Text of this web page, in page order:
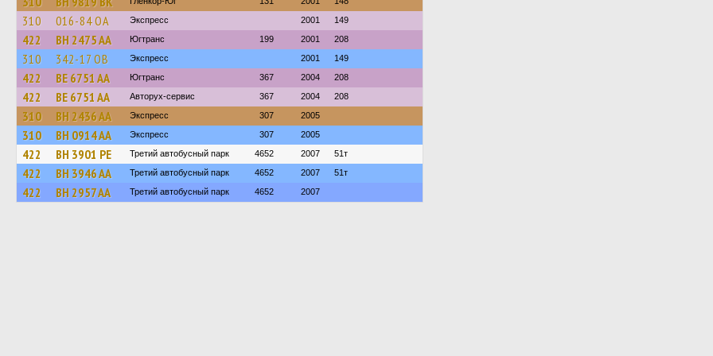
310 016-84 ОА Экспресс 2001 149
422 BH 2475 AA Югтранс 199 2001 208
310 342-17 ОВ Экспресс 2001 149
422 BE 6751 AA Югтранс 367 2004 208
422 BE 6751 AA Авторух-сервис 367 2004 208
310 BH 2436 AA Экспресс 307 2005
310 BH 0914 AA Экспресс 307 2005
422 BH 3901 PE Третий автобусный парк 4652 2007 51т
422 BH 3946 AA Третий автобусный парк 4652 2007 51т
422 BH 2957 AA Третий автобусный парк 4652 2007